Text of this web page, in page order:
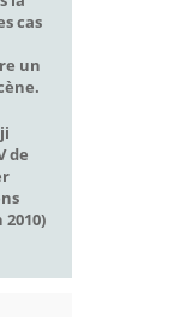
cas
un
de